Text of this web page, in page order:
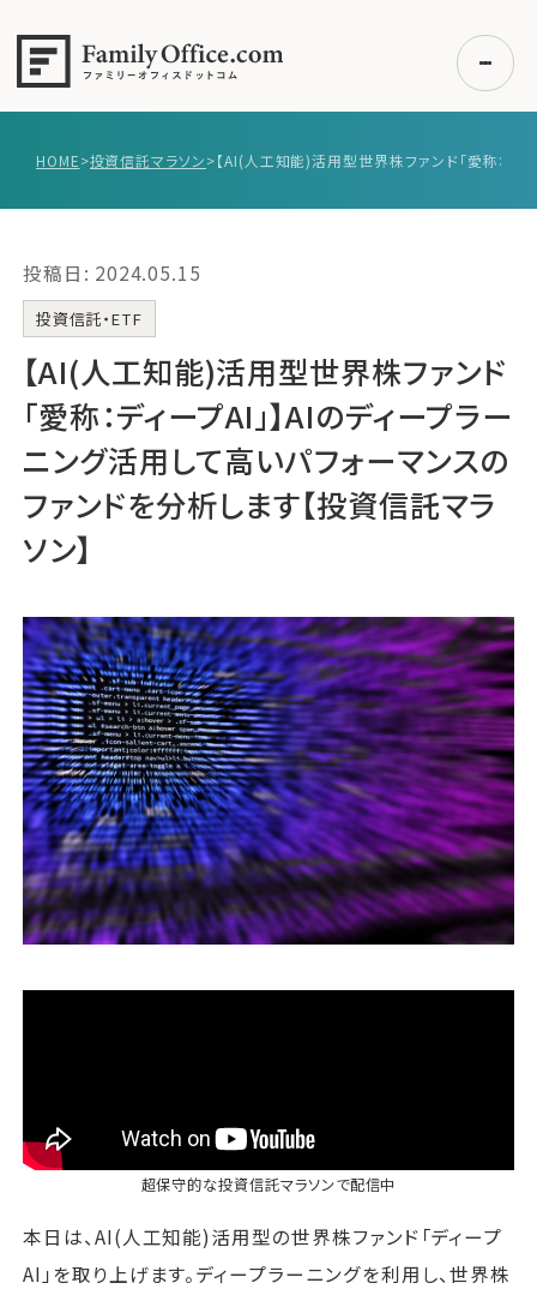
事例紹介
エキスパート一覧
無料講座
コラム
利用者の声
無料ご相談 ログイン
運営会社
ファミリーオフィスとは
関連書籍
メールマガジン登録
よくある質問
HOME>投資信託マラソン>
投稿日: 2024.05.15
投資信託・ETF
【AI(人工知能)活用型世界株ファンド
「愛称：ディープAI」】AIのディープラー
ニング活用して高いパフォーマンスの
ファンドを分析します【投資信託マラ
ソン】
超保守的な投資信託マラソンで配信中
本日は、AI(人工知能)活用型の世界株ファンド「ディープ
AI」を取り上げます。ディープラーニングを利用し、世界株